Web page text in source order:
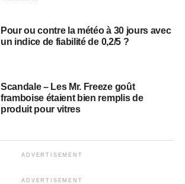
Pour ou contre la météo à 30 jours avec
un indice de fiabilité de 0,2/5 ?
Scandale – Les Mr. Freeze goût
framboise étaient bien remplis de
produit pour vitres
ADVERTISEMENT
ADVERTISEMENT